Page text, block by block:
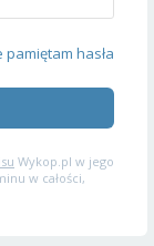
pamiętam hasła
Wykop.pl w jego
w całości,